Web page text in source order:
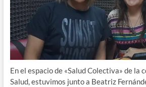
En el espacio de «Salud Colectiva» de la
Salud, estuvimos junto a Beatriz